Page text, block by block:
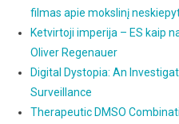
filmas apie mokslinį
Ketvirtoji imperija – ES kaip
Oliver Regenauer
Digital Dystopia: An
Surveillance
Therapeutic DMSO